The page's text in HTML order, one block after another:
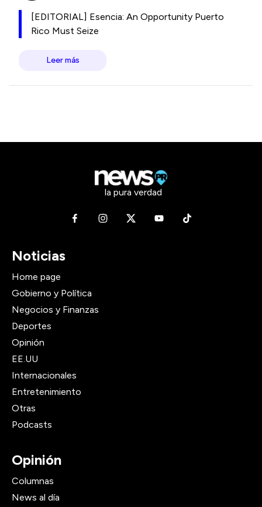
[EDITORIAL] Esencia: An Opportunity Puerto
Rico Must Seize
Leer más
la pura verdad
Noticias
Home page
Gobierno y Política
Negocios y Finanzas
Deportes
Opinión
EE.UU
Internacionales
Entretenimiento
Otras
Podcasts
Opinión
Columnas
News al día